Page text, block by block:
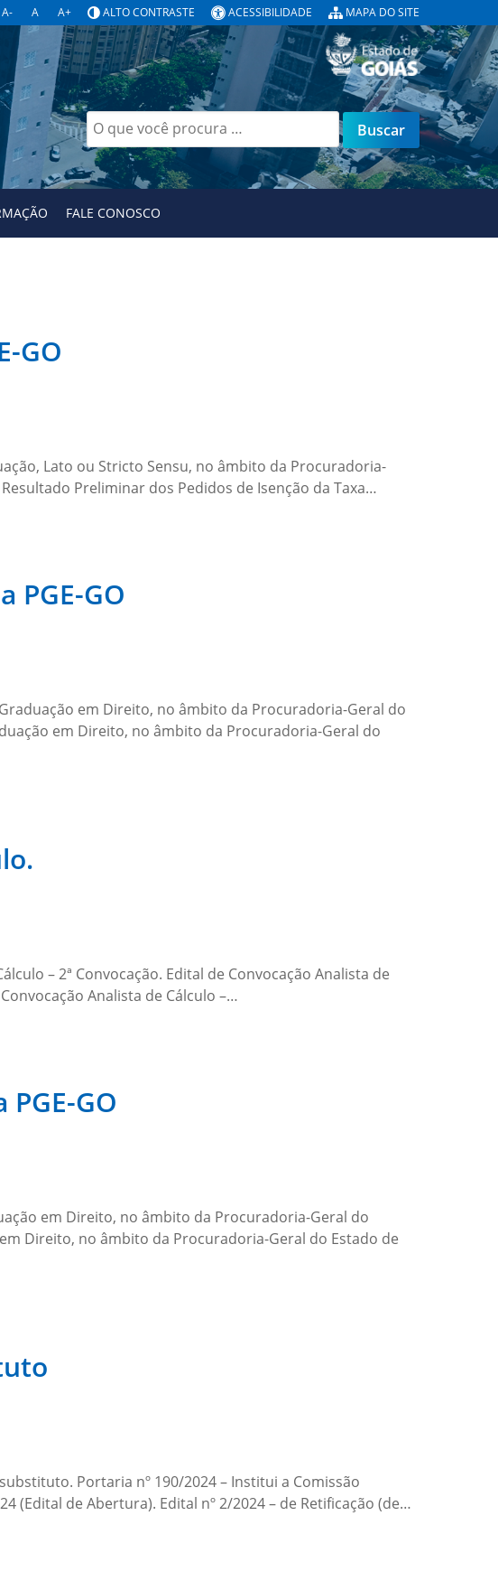
A- A A+ ALTO CONTRASTE ACESSIBILIDADE MAPA DO SITE
Buscar
por:
FALE CONOSCO
GO
Lato ou Stricto Sensu, no âmbito da Procuradoria-
Preliminar dos Pedidos de Isenção da Taxa…
PGE-GO
em Direito, no âmbito da Procuradoria-Geral do
em Direito, no âmbito da Procuradoria-Geral do
– 2ª Convocação. Edital de Convocação Analista de
Analista de Cálculo –…
GO
em Direito, no âmbito da Procuradoria-Geral do
Direito, no âmbito da Procuradoria-Geral do Estado de
Portaria nº 190/2024 – Institui a Comissão
(Edital de Abertura). Edital nº 2/2024 – de Retificação (de…